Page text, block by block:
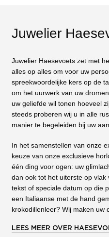
Juwelier
Juwelier Haesevoets zet met
alles op alles om voor uw
spreekwoordelijke kers op de
om het uurwerk van uw
uw geliefde wil tonen hoeveel
steeds proberen wij u in alle
manier te begeleiden bij uw
In het samenstellen van onze
keuze van onze exclusieve
één ding voor ogen: uw
dan ook tot het uiterste op
tekst of speciale datum op die
een Italiaanse met de hand
krokodillenleer? Wij maken uw
LEES MEER OVER